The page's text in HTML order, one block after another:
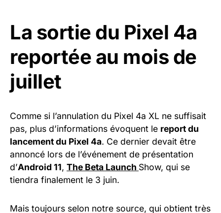
La sortie du Pixel 4a
reportée au mois de
juillet
Comme si l’annulation du Pixel 4a XL ne suffisait
pas, plus d’informations évoquent le report du
lancement du Pixel 4a. Ce dernier devait être
annoncé lors de l’événement de présentation
d’Android 11, The Beta Launch Show, qui se
tiendra finalement le 3 juin.
Mais toujours selon notre source, qui obtient très